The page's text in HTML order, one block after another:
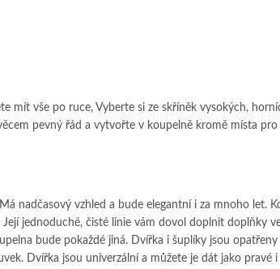
mít vše po ruce, Vyberte si ze skříněk vysokých,
pevný řád a vytvořte v koupelně kromě místa pro
nadčasový vzhled a bude elegantní i za mnoho let.
jednoduché, čisté linie vám dovol doplnit doplňky
bude pokaždé jiná. Dvířka i šuplíky jsou
Dvířka jsou univerzální a můžete je dát jako pravé i